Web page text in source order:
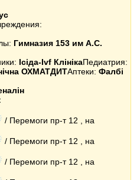
Гимназия 153 им А.С.
Ісіда-Ivf КлінікаПедиатрия:
ОХМАТДИТАптеки: Фалбі
/ Перемоги пр-т 12 , на
/ Перемоги пр-т 12 , на
/ Перемоги пр-т 12 , на